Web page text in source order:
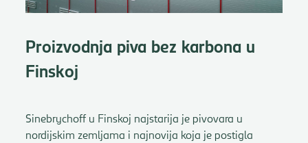
Proizvodnja piva bez karbona u
Finskoj
Sinebrychoff u Finskoj najstarija je pivovara u
nordijskim zemljama i najnovija koja je postigla